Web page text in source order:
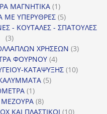
ΜΑΓΝΗΤΙΚΑ 11
προϊόν
ΥΠΕΡΥΘΡΕΣ 55
προϊόντα
- ΚΟΥΤΑΛΕΣ - ΣΠΑΤΟΥΛΕΣ
33
προϊόνταΧΡΗΣΕΩΝ 33
ΦΟΥΡΝΟΥ 44
προϊόντα
ΚΑΤΑΨΥΞΗΣ 1010
55
11
προϊόν
88
προϊόντα
ΚΑΙ ΠΛΑΣΤΙΚΟΙ 1010